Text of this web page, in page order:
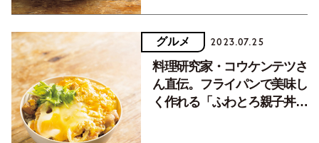
グルメ 2023.07.25
料理研究家・コウケンテツさ
ん直伝。フライパンで美味し
く作れる「ふわとろ親子丼」